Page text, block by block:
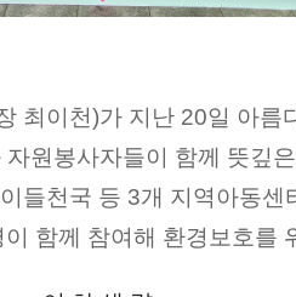
최이천)가 지난 20일 아름
원봉사자들이 함께 뜻깊
들천국 등 3개 지역아동센
이 함께 참여해 환경보호를